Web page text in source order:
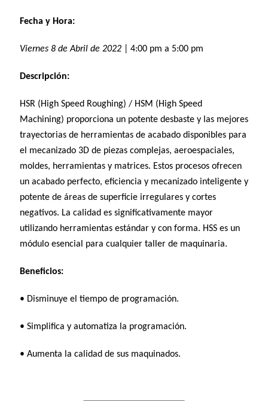
Fecha y Hora:
Viernes 8 de Abril de 2022 | 4:00 pm a 5:00 pm
Descripción:
HSR (High Speed Roughing) / HSM (High Speed
Machining) proporciona un potente desbaste y las mejores
trayectorias de herramientas de acabado disponibles para
el mecanizado 3D de piezas complejas, aeroespaciales,
moldes, herramientas y matrices. Estos procesos ofrecen
un acabado perfecto, eficiencia y mecanizado inteligente y
potente de áreas de superficie irregulares y cortes
negativos. La calidad es significativamente mayor
utilizando herramientas estándar y con forma. HSS es un
módulo esencial para cualquier taller de maquinaria.
Beneficios:
• Disminuye el tiempo de programación.
• Simplifica y automatiza la programación.
• Aumenta la calidad de sus maquinados.